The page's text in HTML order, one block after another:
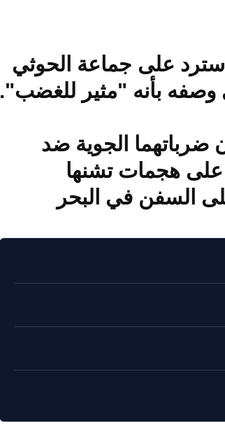
على جماعة الحوثي
وصفه بأنه "مثير للغضب".
الجوية ضد
على هجمات تشنها
السفن في البحر